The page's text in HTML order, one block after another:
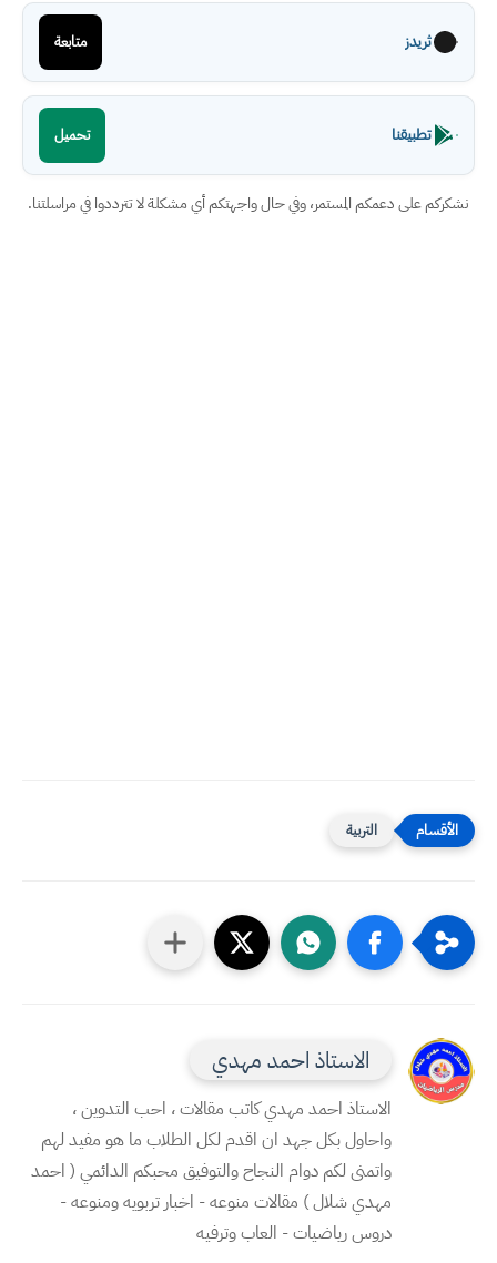
ثريدز متابعة
تطبيقنا تحميل
نشكركم على دعمكم المستمر، وفي حال واجهتكم أي مشكلة لا تترددوا في مراسلتنا.
التربية
الاستاذ احمد مهدي
الاستاذ احمد مهدي كاتب مقالات ، احب التدوين ،
واحاول بكل جهد ان اقدم لكل الطلاب ما هو مفيد لهم
واتمنى لكم دوام النجاح والتوفيق محبكم الدائمي ( احمد
مهدي شلال ) مقالات منوعه - اخبار تربويه ومنوعه -
دروس رياضيات - العاب وترفيه